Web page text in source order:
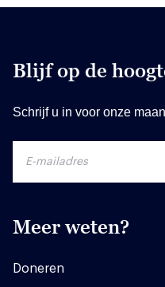
Blijf op de
Schrijf u in voor onze
Meer weten?
Doneren